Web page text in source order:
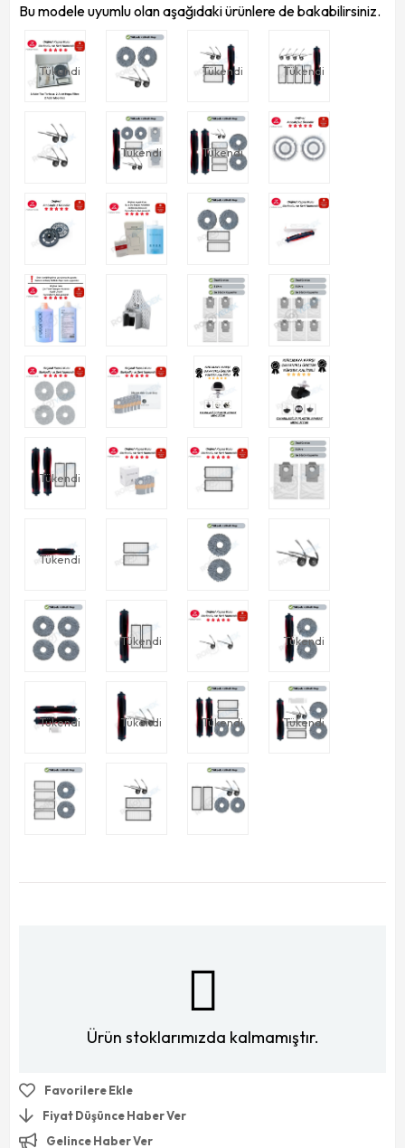
Bu modele uyumlu olan aşağıdaki ürünlere de bakabilirsiniz.
Tükendi Tükendi Tükendi
Tükendi Tükendi
Tükendi
Tükendi
Tükendi Tükendi
Tükendi Tükendi Tükendi Tükendi
Ürün stoklarımızda kalmamıştır.
Favorilere Ekle
Fiyat Düşünce Haber Ver
Gelince Haber Ver